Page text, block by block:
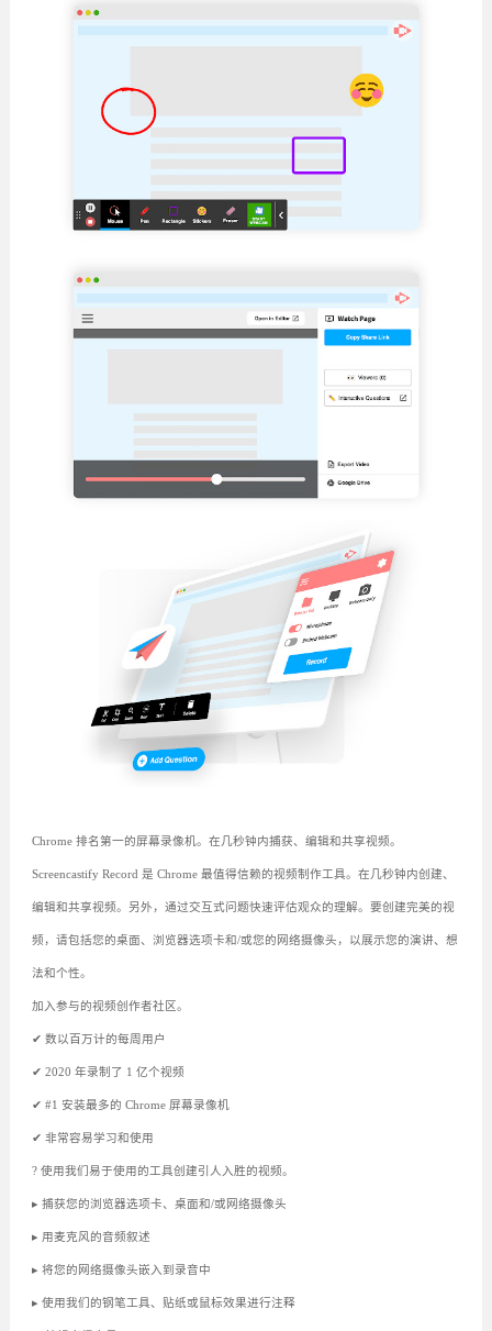
Chrome 排名第一的屏幕录像机。在几秒钟内捕获、编辑和共享视频。
Screencastify Record 是 Chrome 最值得信赖的视频制作工具。在几秒钟内创建、
编辑和共享视频。另外，通过交互式问题快速评估观众的理解。要创建完美的视
频，请包括您的桌面、浏览器选项卡和/或您的网络摄像头，以展示您的演讲、想
法和个性。
加入参与的视频创作者社区。
✔ 数以百万计的每周用户
✔ 2020 年录制了 1 亿个视频
✔ #1 安装最多的 Chrome 屏幕录像机
✔ 非常容易学习和使用
? 使用我们易于使用的工具创建引人入胜的视频。
▸ 捕获您的浏览器选项卡、桌面和/或网络摄像头
▸ 用麦克风的音频叙述
▸ 将您的网络摄像头嵌入到录音中
▸ 使用我们的钢笔工具、贴纸或鼠标效果进行注释